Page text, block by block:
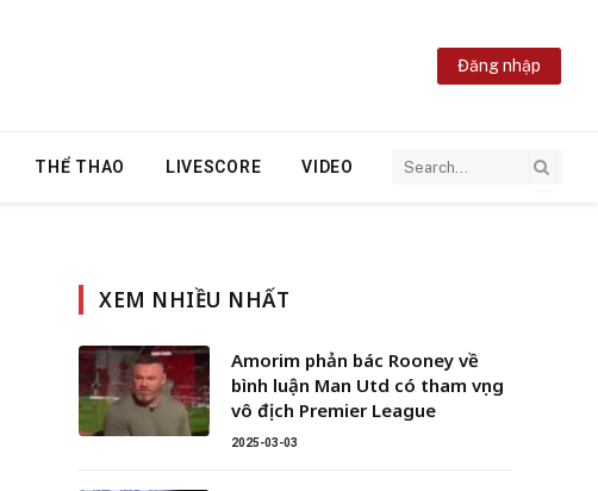
Đăng nhập
THỂ THAO LIVESCORE VIDEO
XEM NHIỀU NHẤT
Amorim phản bác Rooney về
bình luận Man Utd có tham vọng
vô địch Premier League
2025-03-03